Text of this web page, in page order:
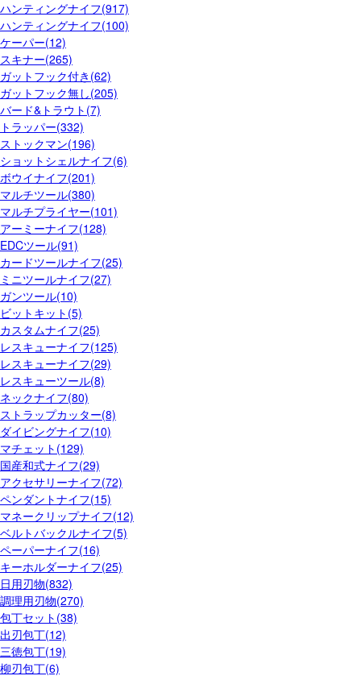
ハンティングナイフ(917)
ハンティングナイフ(100)
ケーパー(12)
スキナー(265)
ガットフック付き(62)
ガットフック無し(205)
バード&トラウト(7)
トラッパー(332)
ストックマン(196)
ショットシェルナイフ(6)
ボウイナイフ(201)
マルチツール(380)
マルチプライヤー(101)
アーミーナイフ(128)
EDCツール(91)
カードツールナイフ(25)
ミニツールナイフ(27)
ガンツール(10)
ビットキット(5)
カスタムナイフ(25)
レスキューナイフ(125)
レスキューナイフ(29)
レスキューツール(8)
ネックナイフ(80)
ストラップカッター(8)
ダイビングナイフ(10)
マチェット(129)
国産和式ナイフ(29)
アクセサリーナイフ(72)
ペンダントナイフ(15)
マネークリップナイフ(12)
ベルトバックルナイフ(5)
ペーパーナイフ(16)
キーホルダーナイフ(25)
日用刃物(832)
調理用刃物(270)
包丁セット(38)
出刃包丁(12)
三徳包丁(19)
柳刃包丁(6)